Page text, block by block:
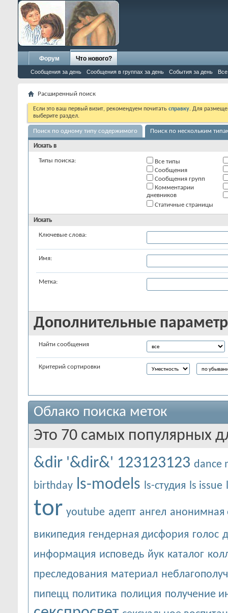
Форум Что нового?
Сообщения за день Сообщения в группах за день События за день
Расширенный поиск
Если это ваш первый визит, рекомендуем почитать справку. Для
выберите раздел.
Поиск по одному типу содержимого Поиск по нескольким
Искать в
Типы поиска:
Все типы
Сообщения
Сообщения групп
Комментарии
дневников
Статичные страницы
Искать
Ключевые слова:
Имя:
Метка:
Дополнительные
Найти сообщения
Критерий сортировки
Облако поиска меток
Это 70 самых популярных
&dir '&dir&' 123123123 dance
birthday ls-models ls-студия ls issue
tor youtube адепт ангел анонимная
википедия гендерная дисфория голос
информация исповедь йук каталог
преследования материал
пипецц политика полиция получение